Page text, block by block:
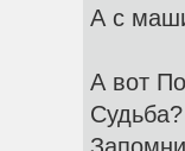
А с
А вот